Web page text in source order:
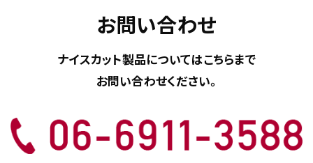
お問い合わせ
ナイスカット製品についてはこちらまで
お問い合わせください。